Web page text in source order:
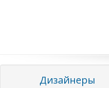
Дизайнеры